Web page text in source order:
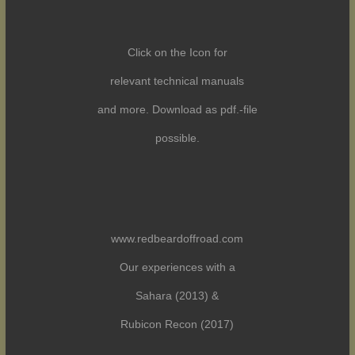
Click on the Icon for
relevant technical manuals
and more. Download as pdf.-file
possible.
www.redbeardoffroad.com
Our experiences with a
Sahara (2013) &
Rubicon Recon (2017)